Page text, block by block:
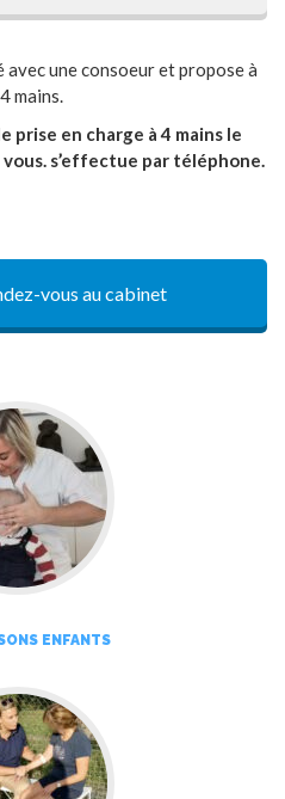
une consoeur et propose à
mains.
prise en charge à 4 mains le
s’effectue par téléphone.
vous au cabinet
ENFANTS